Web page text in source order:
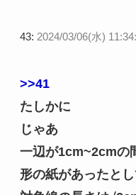
43: 2024/03/06(水)
>>41
たしかに
じゃあ
一辺が1cm~2cmの
形の紙があったと